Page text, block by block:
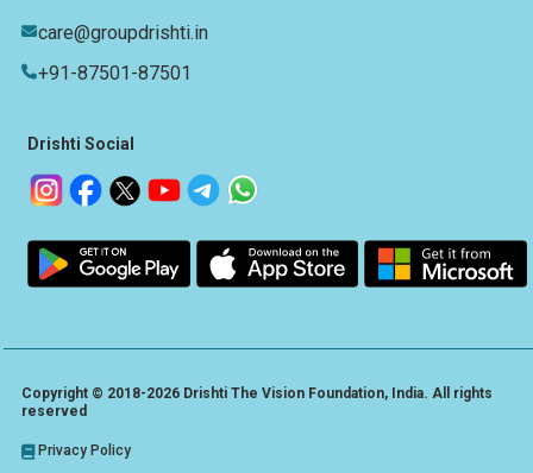
care@groupdrishti.in
+91-87501-87501
Drishti Social
Copyright © 2018-2026 Drishti The Vision Foundation, India. All rights
reserved
Privacy Policy